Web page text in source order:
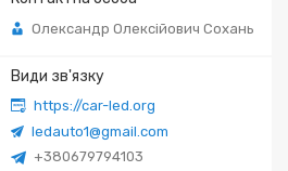
Олександр Олексійович Сохань
https://car-led.org
ledauto1@gmail.com
+380679794103